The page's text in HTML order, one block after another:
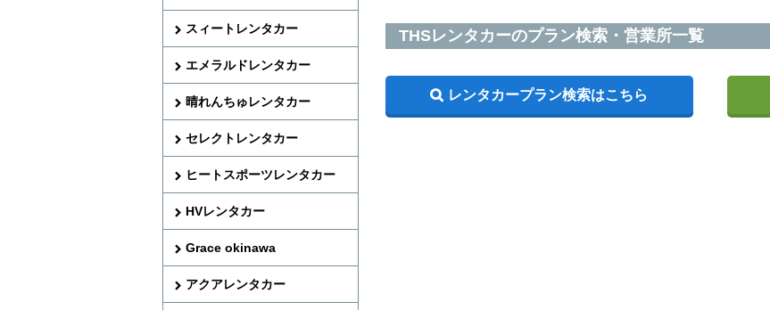
THSレンタカーのプラン検索・営業所一覧
レンタカープラン検索はこちら
スィートレンタカー
エメラルドレンタカー
晴れんちゅレンタカー
セレクトレンタカー
ヒートスポーツレンタカー
HVレンタカー
Grace okinawa
アクアレンタカー